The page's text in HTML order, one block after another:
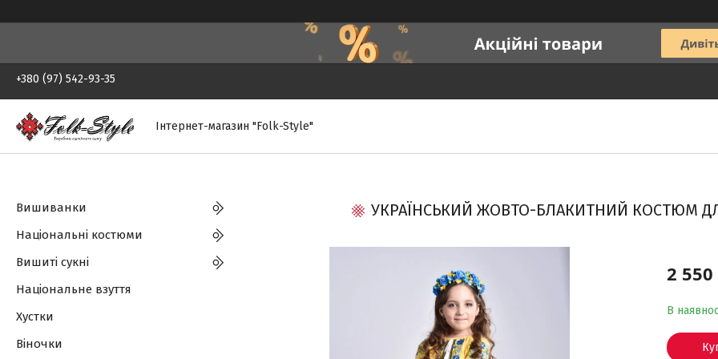
+380 (97) 542-93-35
Інтернет-магазин "Folk-Style"
УКРАЇНСЬКИЙ ЖОВТО-БЛАКИТНИЙ КОСТЮМ
2 550
В
Вишиванки
Національні костюми
Вишиті сукні
Національне взуття
Хустки
Віночки